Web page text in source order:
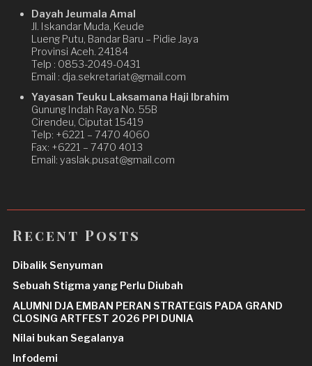
Dayah Jeumala Amal
Jl. Iskandar Muda, Keude
Lueng Putu, Bandar Baru – Pidie Jaya
Provinsi Aceh. 24184
Telp : 0853-2049-0431
Email : dja.sekretariat@gmail.com
Yayasan Teuku Laksamana Haji Ibrahim
Gunung Indah Raya No. 55B
Cirendeu, Ciputat 15419
Telp: +6221 – 7470 4060
Fax: +6221 – 7470 4013
Email: yaslak.pusat@gmail.com
Recent Posts
Dibalik Senyuman
Sebuah Stigma yang Perlu Diubah
ALUMNI DJA EMBAN PERAN STRATEGIS PADA GRAND
CLOSING ARTFEST 2026 PPI DUNIA
Nilai bukan Segalanya
Infodemi